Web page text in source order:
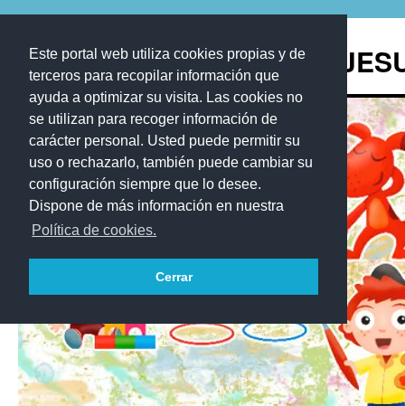
Este portal web utiliza cookies propias y de
terceros para recopilar información que
ayuda a optimizar su visita. Las cookies no
se utilizan para recoger información de
carácter personal. Usted puede permitir su
uso o rechazarlo, también puede cambiar su
configuración siempre que lo desee.
Dispone de más información en nuestra
Política de cookies.
Cerrar
contenido
Blog de los Recursos de